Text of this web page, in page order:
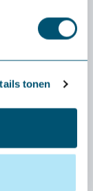
tonen
70cm